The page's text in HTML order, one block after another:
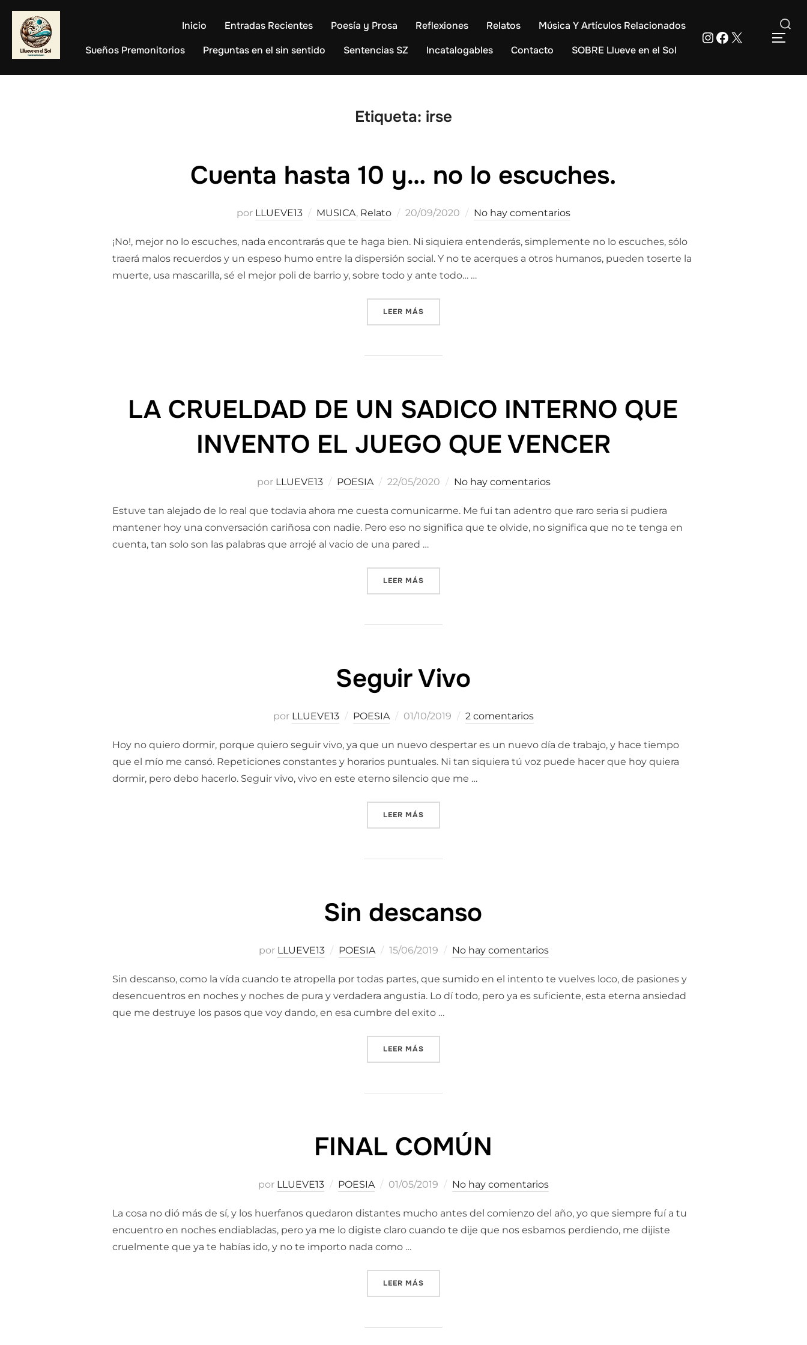
contenido
Inicio Entradas Recientes Poesía y Prosa Reflexiones Relatos
Música Y Artículos Relacionados
Sueños Premonitorios
Preguntas en el sin sentido Sentencias SZ Incatalogables Contacto SOBRE Llueve en el Sol
Instagram
Facebook
X Buscar:
Etiqueta: irse
Cuenta hasta 10 y… no lo escuches.
por LLUEVE13 MUSICA, Relato
Publicado
20/09/2020 No hay comentarios
¡No!, mejor no lo escuches, nada encontrarás que te haga bien. Ni siquiera entenderás, simplemente no lo escuches, sólo
traerá malos recuerdos y un espeso humo entre la dispersión social. Y no te acerques a otros humanos, pueden toserte la
muerte, usa mascarilla, sé el mejor poli de barrio y, sobre todo y ante todo… …
LEER MÁS
LA CRUELDAD DE UN SADICO INTERNO QUE
INVENTO EL JUEGO QUE VENCER
por LLUEVE13 POESIA
Publicado
22/05/2020 No hay comentarios
Estuve tan alejado de lo real que todavia ahora me cuesta comunicarme. Me fui tan adentro que raro seria si pudiera
mantener hoy una conversación cariñosa con nadie. Pero eso no significa que te olvide, no significa que no te tenga en
cuenta, tan solo son las palabras que arrojé al vacio de una pared …
LEER MÁS
Seguir Vivo
por LLUEVE13 POESIA
Publicado
01/10/2019 2 comentarios
Hoy no quiero dormir, porque quiero seguir vivo, ya que un nuevo despertar es un nuevo día de trabajo, y hace tiempo
que el mío me cansó. Repeticiones constantes y horarios puntuales. Ni tan siquiera tú voz puede hacer que hoy quiera
dormir, pero debo hacerlo. Seguir vivo, vivo en este eterno silencio que me …
LEER MÁS
Sin descanso
por LLUEVE13 POESIA
Publicado
15/06/2019 No hay comentarios
Sin descanso, como la vída cuando te atropella por todas partes, que sumido en el intento te vuelves loco, de pasiones y
desencuentros en noches y noches de pura y verdadera angustia. Lo dí todo, pero ya es suficiente, esta eterna ansiedad
que me destruye los pasos que voy dando, en esa cumbre del exito …
LEER MÁS
FINAL COMÚN
por LLUEVE13 POESIA
Publicado
01/05/2019 No hay comentarios
La cosa no dió más de sí, y los huerfanos quedaron distantes mucho antes del comienzo del año, yo que siempre fuí a tu
encuentro en noches endiabladas, pero ya me lo digiste claro cuando te dije que nos esbamos perdiendo, me dijiste
cruelmente que ya te habías ido, y no te importo nada como …
LEER MÁS